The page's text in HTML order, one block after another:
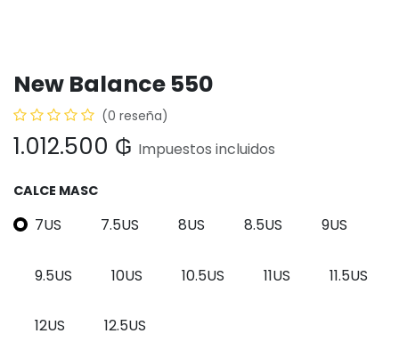
New Balance 550
(0 reseña)
1.012.500 ₲ Impuestos incluidos
CALCE MASC
7US 7.5US 8US 8.5US 9US
9.5US 10US 10.5US 11US 11.5US
12US 12.5US